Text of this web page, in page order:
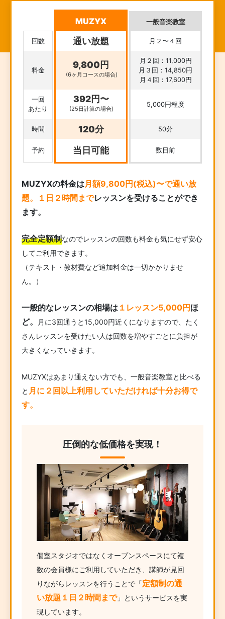
MUZYX 一般音楽教室
回数 通い放題 月２〜４回
料金
9,800円
(6ヶ月コースの場合)
月２回：11,000円
月３回：14,850円
月４回：17,600円
一回
あたり
392円〜
(25日計算の場合)
5,000円程度
時間 120分 50分
予約 当日可能 数日前
MUZYXの料金は 月額9,800円(税込)〜で通い放
題。１日２時間までレッスンを受けることができ
ます。
完全定額制なのでレッスンの回数も料金も気にせず安心
してご利用できます。
（テキスト・教材費など追加料金は一切かかりませ
ん。）
一般的なレッスンの相場は １レッスン5,000円ほ
ど。
月に3回通うと15,000円近くになりますので、たく
さんレッスンを受けたい人は回数を増やすごとに負担が
大きくなっていきます。
MUZYXはあまり通えない方でも、一般音楽教室と比べる
と 月に２回以上利用していただければ十分お得で
す。
圧倒的な低価格を実現！
個室スタジオではなくオープンスペースにて複
数の会員様にご利用していただき、講師が見回
りながらレッスンを行うことで「定額制の通
い放題１日２時間まで」というサービスを実
現しています。